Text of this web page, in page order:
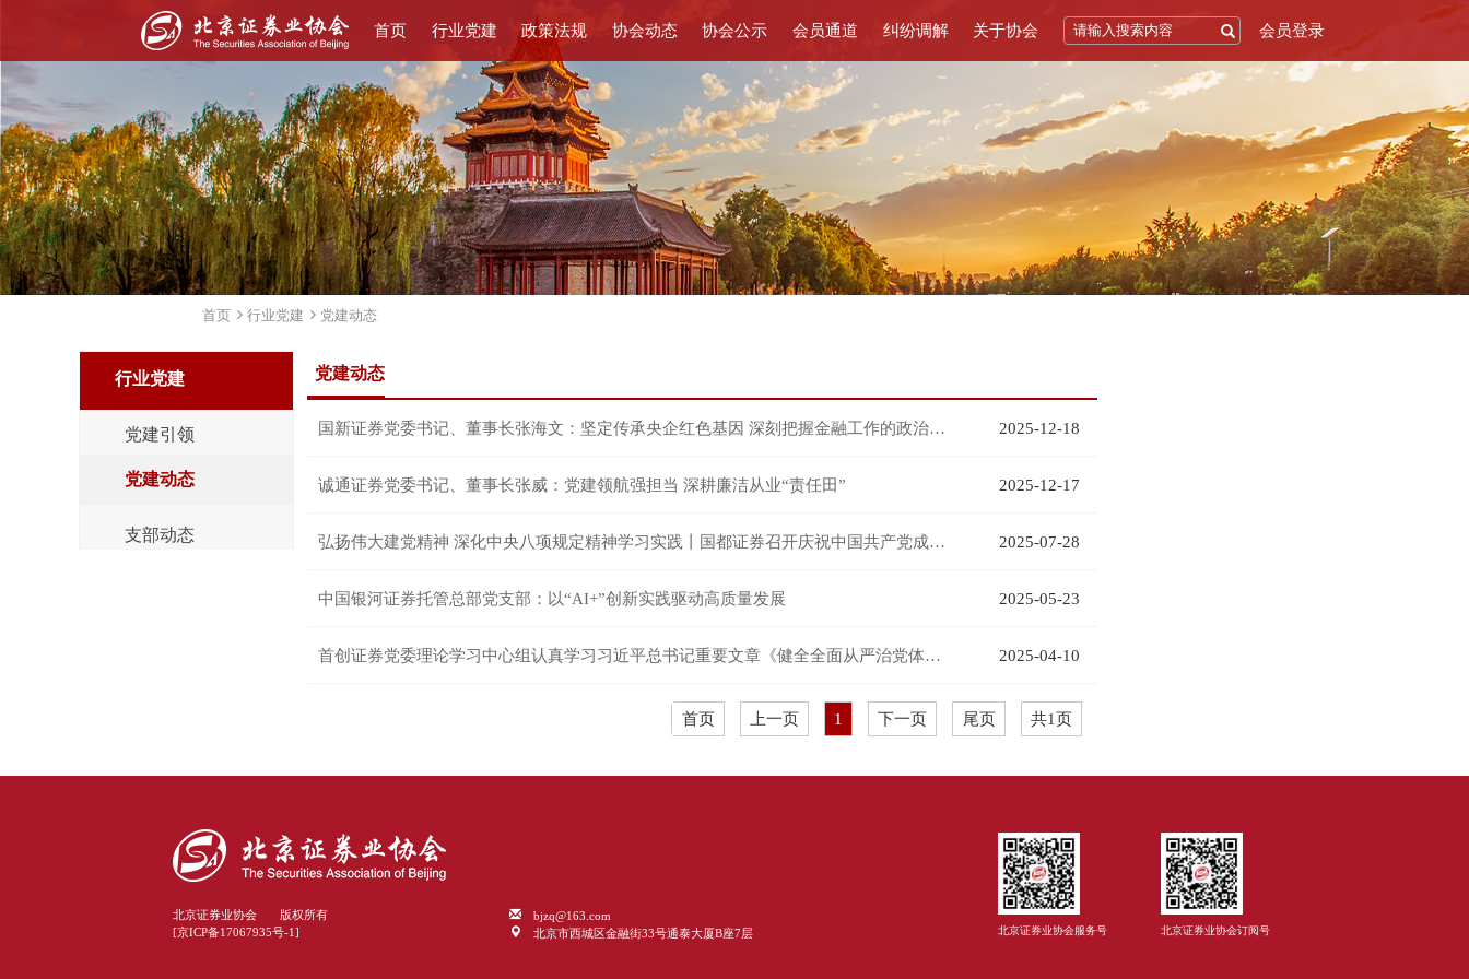
首页 行业党建 政策法规 协会动态 协会公示 会员通道 纠纷调解 关于协会 会员登录
首页 行业党建 党建动态
行业党建
党建引领
党建动态
支部动态
党建动态
国新证券党委书记、董事长张海文：坚定传承央企红色基因 深刻把握金融工作的政治性和人民性 2025-12-18
诚通证券党委书记、董事长张威：党建领航强担当 深耕廉洁从业“责任田” 2025-12-17
弘扬伟大建党精神 深化中央八项规定精神学习实践丨国都证券召开庆祝中国共产党成立104周年暨“七一”表彰大会 2025-07-28
中国银河证券托管总部党支部：以“AI+”创新实践驱动高质量发展 2025-05-23
首创证券党委理论学习中心组认真学习习近平总书记重要文章《健全全面从严治党体系》 2025-04-10
首页 上一页 1 下一页 尾页 共1页
北京证券业协会 版权所有
[京ICP备17067935号-1]
bjzq@163.com
北京市西城区金融街33号通泰大厦B座7层
北京证券业协会服务号 北京证券业协会订阅号